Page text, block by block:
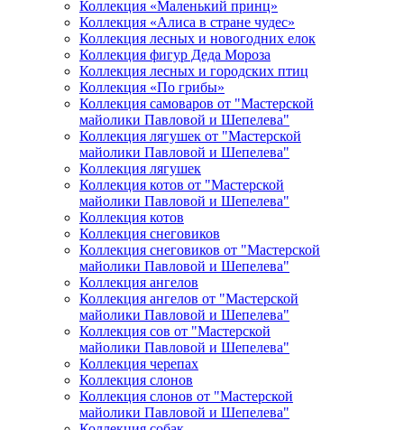
Коллекция «Маленький принц»
Коллекция «Алиса в стране чудес»
Коллекция лесных и новогодних елок
Коллекция фигур Деда Мороза
Коллекция лесных и городских птиц
Коллекция «По грибы»
Коллекция самоваров от "Мастерской
майолики Павловой и Шепелева"
Коллекция лягушек от "Мастерской
майолики Павловой и Шепелева"
Коллекция лягушек
Коллекция котов от "Мастерской
майолики Павловой и Шепелева"
Коллекция котов
Коллекция снеговиков
Коллекция снеговиков от "Мастерской
майолики Павловой и Шепелева"
Коллекция ангелов
Коллекция ангелов от "Мастерской
майолики Павловой и Шепелева"
Коллекция сов от "Мастерской
майолики Павловой и Шепелева"
Коллекция черепах
Коллекция слонов
Коллекция слонов от "Мастерской
майолики Павловой и Шепелева"